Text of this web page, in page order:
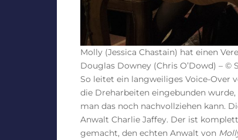
Molly (Jessica Chastain) hat einen
Douglas Downey (Chris O’Dowd) – ©
So leitet ein langweiliges Voice-Over
die Dreharbeiten eingebunden
man das noch nachvollziehen kann.
Anwalt Charlie Jaffey. Der ist
gemacht, den echten Anwalt von